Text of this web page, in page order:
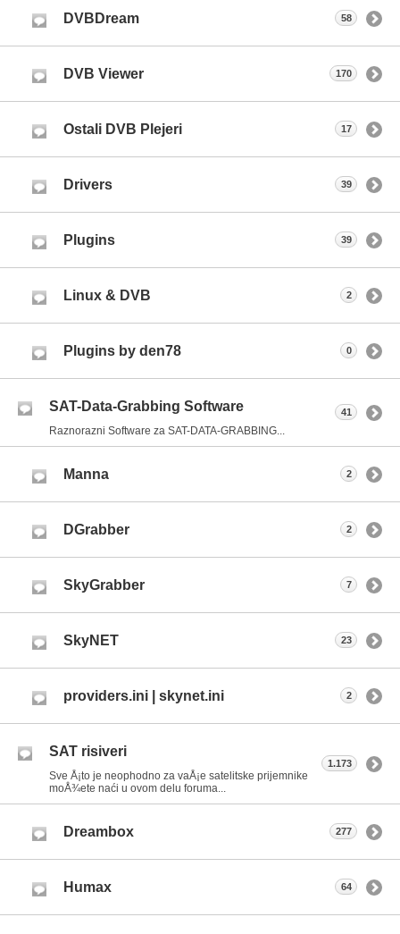
DVBDream 58
DVB Viewer 170
Ostali DVB Plejeri 17
Drivers 39
Plugins 39
Linux & DVB 2
Plugins by den78 0
SAT-Data-Grabbing Software
Raznorazni Software za SAT-DATA-GRABBING...
41
Manna 2
DGrabber 2
SkyGrabber 7
SkyNET 23
providers.ini | skynet.ini 2
SAT risiveri
Sve Å¡to je neophodno za vaÅ¡e satelitske prijemnike
moÅ¾ete naći u ovom delu foruma...
1.173
Dreambox 277
Humax 64